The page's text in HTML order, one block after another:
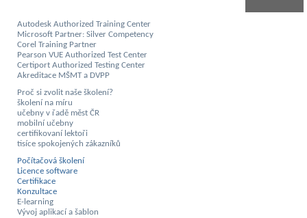
Autodesk Authorized Training Center
Microsoft Partner: Silver Competency
Corel Training Partner
Pearson VUE Authorized Test Center
Certiport Authorized Testing Center
Akreditace MŠMT a DVPP
Proč si zvolit naše školení?
školení na míru
učebny v řadě měst ČR
mobilní učebny
certifikovaní lektoři
tisíce spokojených zákazníků
Počítačová školení
Licence software
Certifikace
Konzultace
E-learning
Vývoj aplikací a šablon